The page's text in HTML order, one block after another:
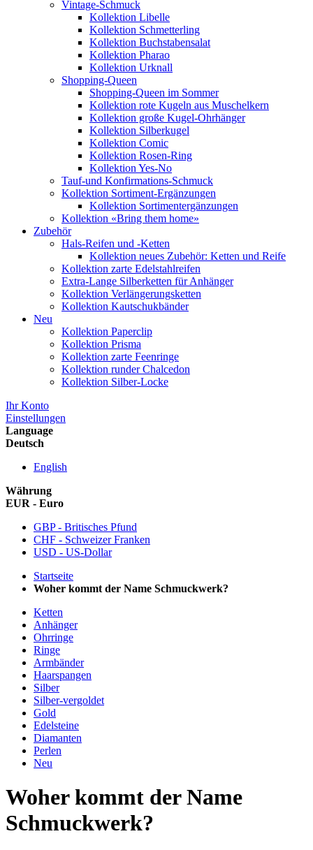
Vintage-Schmuck
Kollektion Libelle
Kollektion Schmetterling
Kollektion Buchstabensalat
Kollektion Pharao
Kollektion Urknall
Shopping-Queen
Shopping-Queen im Sommer
Kollektion rote Kugeln aus Muschelkern
Kollektion große Kugel-Ohrhänger
Kollektion Silberkugel
Kollektion Comic
Kollektion Rosen-Ring
Kollektion Yes-No
Tauf-und Konfirmations-Schmuck
Kollektion Sortiment-Ergänzungen
Kollektion Sortimentergänzungen
Kollektion «Bring them home»
Zubehör
Hals-Reifen und -Ketten
Kollektion neues Zubehör: Ketten und Reife
Kollektion zarte Edelstahlreifen
Extra-Lange Silberketten für Anhänger
Kollektion Verlängerungsketten
Kollektion Kautschukbänder
Neu
Kollektion Paperclip
Kollektion Prisma
Kollektion zarte Feenringe
Kollektion runder Chalcedon
Kollektion Silber-Locke
Ihr Konto
Einstellungen
Language
Deutsch
English
Währung
EUR - Euro
GBP - Britisches Pfund
CHF - Schweizer Franken
USD - US-Dollar
Startseite
Woher kommt der Name Schmuckwerk?
Ketten
Anhänger
Ohrringe
Ringe
Armbänder
Haarspangen
Silber
Silber-vergoldet
Gold
Edelsteine
Diamanten
Perlen
Neu
Woher kommt der Name
Schmuckwerk?